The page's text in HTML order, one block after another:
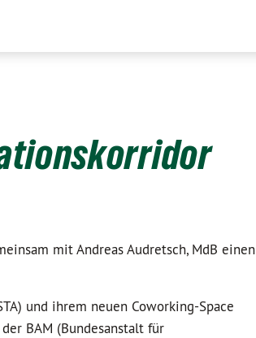
mit Andreas Audretsch, MdB einen
und ihrem neuen Coworking-Space
BAM (Bundesanstalt für